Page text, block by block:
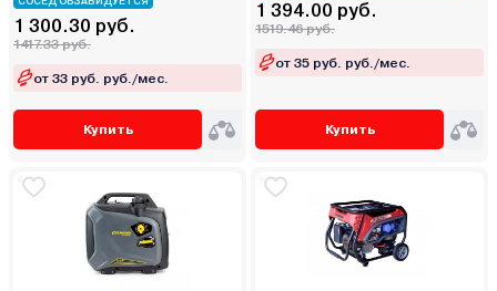
1 300.30 руб.
1417.33 руб.
от 33 руб. руб./мес.
Купить
1 394.00 руб.
1519.46 руб.
от 35 руб. руб./мес.
Купить